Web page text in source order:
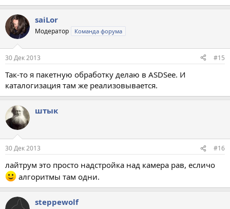
saiLor
Модератор Команда форума
30 Дек 2013 #15
Так-то я пакетную обработку делаю в ASDSee. И
каталогизация там же реализовывается.
штык
30 Дек 2013 #16
лайтрум это просто надстройка над камера рав, есличо
алгоритмы там одни.
steppewolf